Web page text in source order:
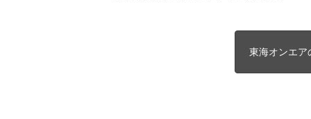
東海オンエア